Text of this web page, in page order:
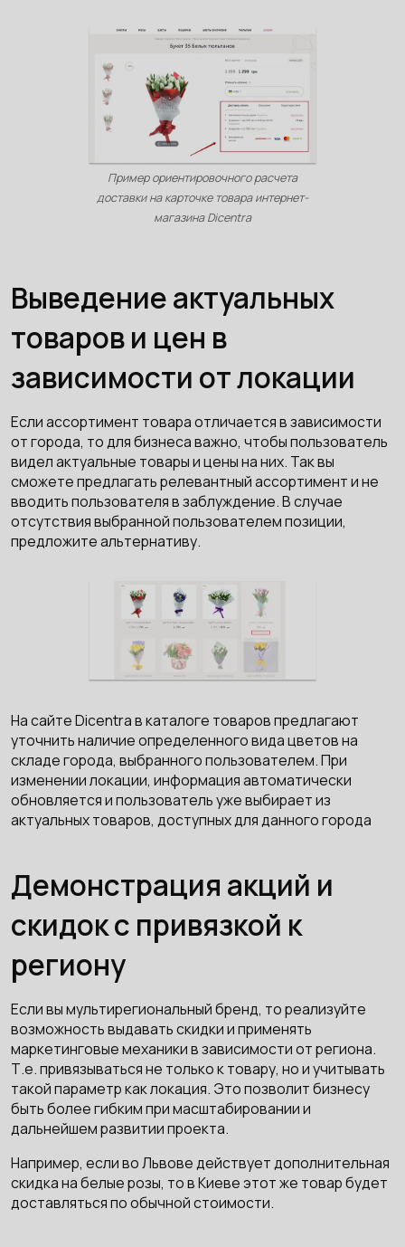
Пример ориентировочного расчета
доставки на карточке товара интернет-
магазина Dicentra
Выведение актуальных
товаров и цен в
зависимости от локации
Если ассортимент товара отличается в зависимости
от города, то для бизнеса важно, чтобы пользователь
видел актуальные товары и цены на них. Так вы
сможете предлагать релевантный ассортимент и не
вводить пользователя в заблуждение. В случае
отсутствия выбранной пользователем позиции,
предложите альтернативу.
На сайте Dicentra в каталоге товаров предлагают
уточнить наличие определенного вида цветов на
складе города, выбранного пользователем. При
изменении локации, информация автоматически
обновляется и пользователь уже выбирает из
актуальных товаров, доступных для данного города
Демонстрация акций и
скидок с привязкой к
региону
Если вы мультирегиональный бренд, то реализуйте
возможность выдавать скидки и применять
маркетинговые механики в зависимости от региона.
Т.е. привязываться не только к товару, но и учитывать
такой параметр как локация. Это позволит бизнесу
быть более гибким при масштабировании и
дальнейшем развитии проекта.
Например, если во Львове действует дополнительная
скидка на белые розы, то в Киеве этот же товар будет
доставляться по обычной стоимости.